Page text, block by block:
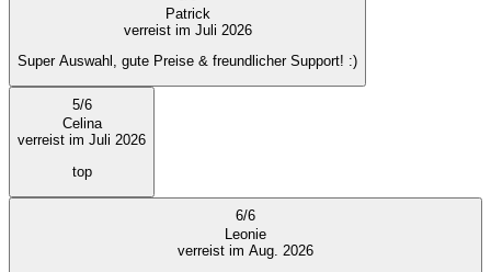
Patrick
verreist im Juli 2026
Super Auswahl, gute Preise & freundlicher Support! :)
5/6
Celina
verreist im Juli 2026
top
6/6
Leonie
verreist im Aug. 2026